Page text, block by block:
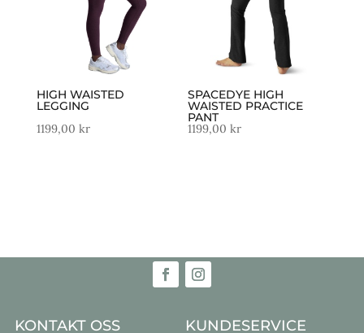
HIGH WAISTED
LEGGING
1199,00 kr
SPACEDYE HIGH
WAISTED PRACTICE
PANT
1199,00kr
KONTAKT OSS KUNDESERVICE